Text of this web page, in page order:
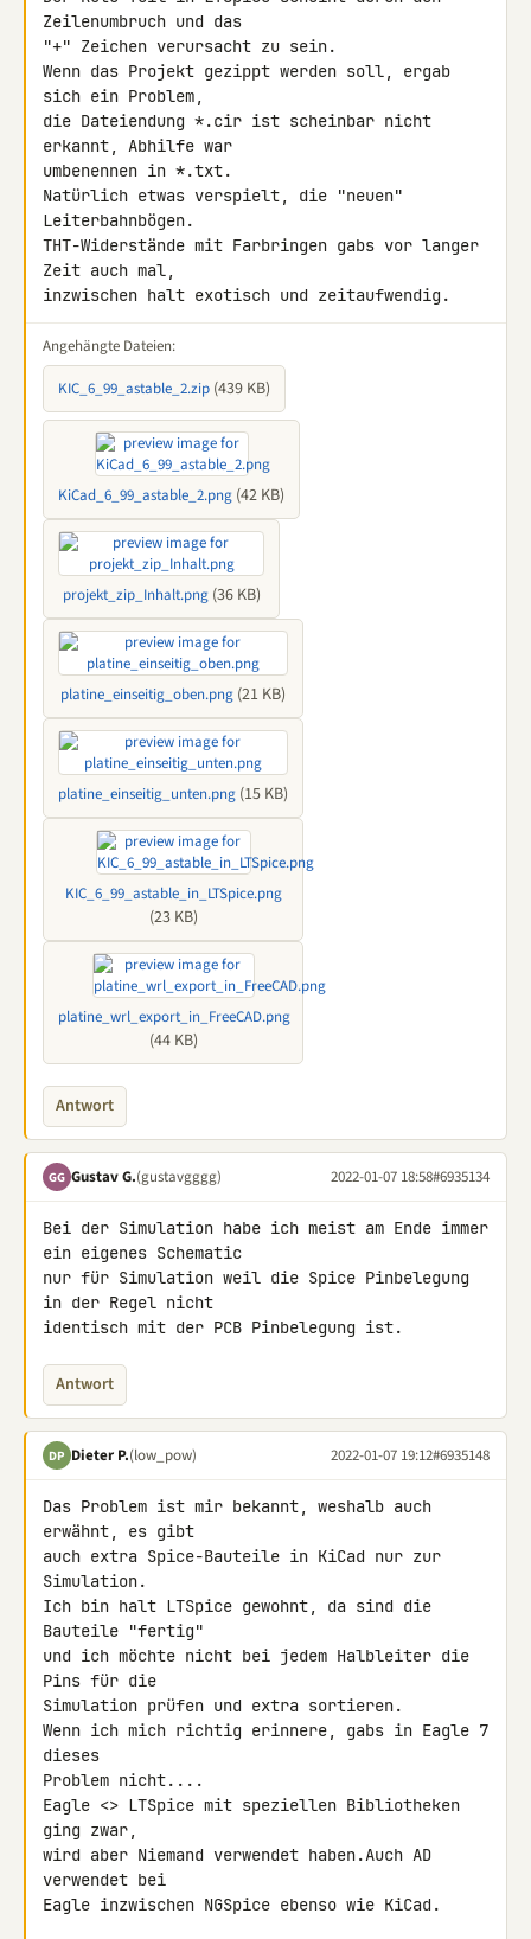
Zeilenumbruch und das
"+" Zeichen verursacht zu sein.
Wenn das Projekt gezippt werden soll, ergab
sich ein Problem,
die Dateiendung *.cir ist scheinbar nicht
erkannt, Abhilfe war
umbenennen in *.txt.
Natürlich etwas verspielt, die "neuen"
Leiterbahnbögen.
THT-Widerstände mit Farbringen gabs vor langer
Zeit auch mal,
inzwischen halt exotisch und zeitaufwendig.
Angehängte Dateien:
KIC_6_99_astable_2.zip (439 KB)
KiCad_6_99_astable_2.png (42 KB)
projekt_zip_Inhalt.png(36 KB)
platine_einseitig_oben.png (21 KB)
platine_einseitig_unten.png (15 KB)
KIC_6_99_astable_in_LTSpice.png
(23 KB)
platine_wrl_export_in_FreeCAD.png
(44 KB)
Antwort
GG Gustav G.(gustavgggg) 2022-01-07 18:58#6935134
Bei der Simulation habe ich meist am Ende immer
ein eigenes Schematic
nur für Simulation weil die Spice Pinbelegung
in der Regel nicht
identisch mit der PCB Pinbelegung ist.
Antwort
DP Dieter P.(low_pow) 2022-01-07 19:12#6935148
Das Problem ist mir bekannt, weshalb auch
erwähnt, es gibt
auch extra Spice-Bauteile in KiCad nur zur
Simulation.
Ich bin halt LTSpice gewohnt, da sind die
Bauteile "fertig"
und ich möchte nicht bei jedem Halbleiter die
Pins für die
Simulation prüfen und extra sortieren.
Wenn ich mich richtig erinnere, gabs in Eagle 7
dieses
Problem nicht....
Eagle <> LTSpice mit speziellen Bibliotheken
ging zwar,
wird aber Niemand verwendet haben.Auch AD
verwendet bei
Eagle inzwischen NGSpice ebenso wie KiCad.